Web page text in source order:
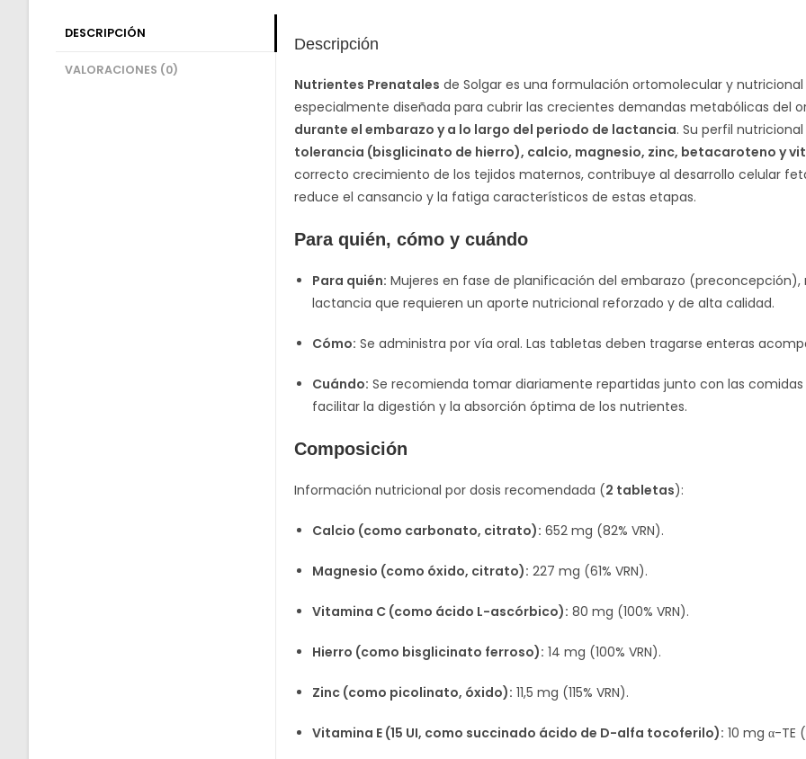
DESCRIPCIÓN
VALORACIONES (0)
Descripción
Nutrientes Prenatales de Solgar es una formulación ortomolecular y
especialmente diseñada para cubrir las crecientes demandas metabólicas del
durante el embarazo y a lo largo del periodo de lactancia. Su perfil
tolerancia (bisglicinato de hierro), calcio, magnesio, zinc, betacaroteno y
correcto crecimiento de los tejidos maternos, contribuye al desarrollo celular
reduce el cansancio y la fatiga característicos de estas etapas.
Para quién, cómo y cuándo
Para quién: Mujeres en fase de planificación del embarazo
lactancia que requieren un aporte nutricional reforzado y de alta calidad.
Cómo: Se administra por vía oral. Las tabletas deben tragarse enteras
Cuándo: Se recomienda tomar diariamente repartidas junto con las
facilitar la digestión y la absorción óptima de los nutrientes.
Composición
Información nutricional por dosis recomendada (2 tabletas):
Calcio (como carbonato, citrato): 652 mg (82% VRN).
Magnesio (como óxido, citrato): 227 mg (61% VRN).
Vitamina C (como ácido L-ascórbico): 80 mg (100% VRN).
Hierro (como bisglicinato ferroso): 14 mg (100% VRN).
Zinc (como picolinato, óxido): 11,5 mg (115% VRN).
Vitamina E (15 UI, como succinado ácido de D-alfa tocoferilo): 10 mg α-TE